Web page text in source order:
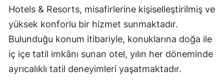
Hotels & Resorts, misafirlerine kişiselleştirilmiş ve
yüksek konforlu bir hizmet sunmaktadır.
Bulunduğu konum itibariyle, konuklarına doğa ile
iç içe tatil imkânı sunan otel, yılın her döneminde
ayrıcalıklı tatil deneyimleri yaşatmaktadır.